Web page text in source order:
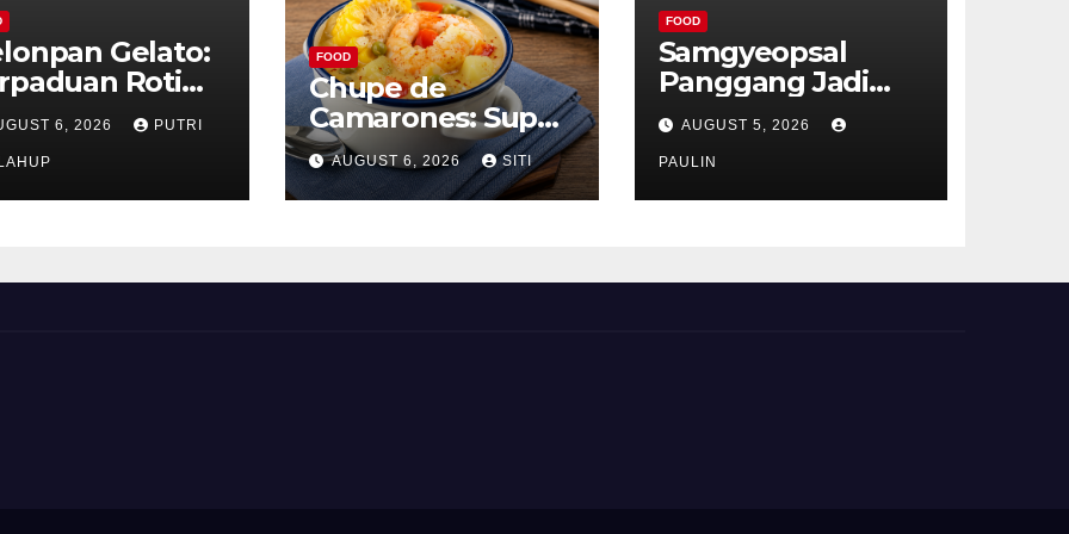
Gelato:
Roti
dan Es
Lembut yang
6, 2026 PUTRI
FOOD
Chupe de
Camarones: Sup
Udang Khas Peru
yang Gurih Lezat
AUGUST 6, 2026 SITI
FOOD
Samgyeopsal
Panggang Jadi
Favorit Pecinta
Kuliner Korea
AUGUST 5, 2026
PAULIN